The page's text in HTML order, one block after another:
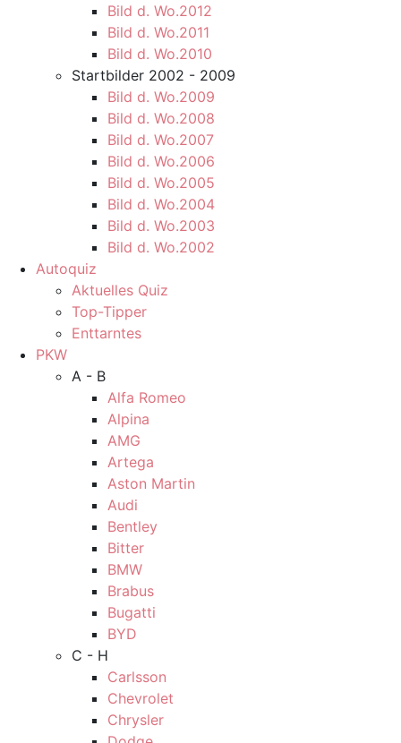
Bild d. Wo.2012
Bild d. Wo.2011
Bild d. Wo.2010
Startbilder 2002 - 2009
Bild d. Wo.2009
Bild d. Wo.2008
Bild d. Wo.2007
Bild d. Wo.2006
Bild d. Wo.2005
Bild d. Wo.2004
Bild d. Wo.2003
Bild d. Wo.2002
Autoquiz
Aktuelles Quiz
Top-Tipper
Enttarntes
PKW
A - B
Alfa Romeo
Alpina
AMG
Artega
Aston Martin
Audi
Bentley
Bitter
BMW
Brabus
Bugatti
BYD
C - H
Carlsson
Chevrolet
Chrysler